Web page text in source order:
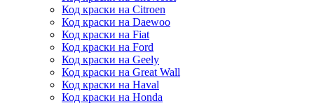
Код краски на Citroen
Код краски на Daewoo
Код краски на Fiat
Код краски на Ford
Код краски на Geely
Код краски на Great Wall
Код краски на Haval
Код краски на Honda